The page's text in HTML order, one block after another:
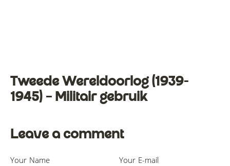
Tweede Wereldoorlog (1939-
1945) – Militair gebruik
Leave a comment